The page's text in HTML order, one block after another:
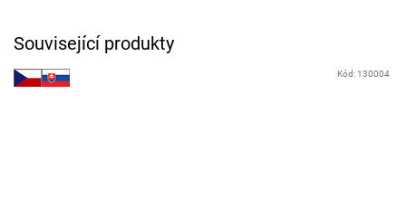
Související produkty
Kód: 130004